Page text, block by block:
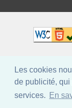
Les cookies
de publicité, qui
services.
En